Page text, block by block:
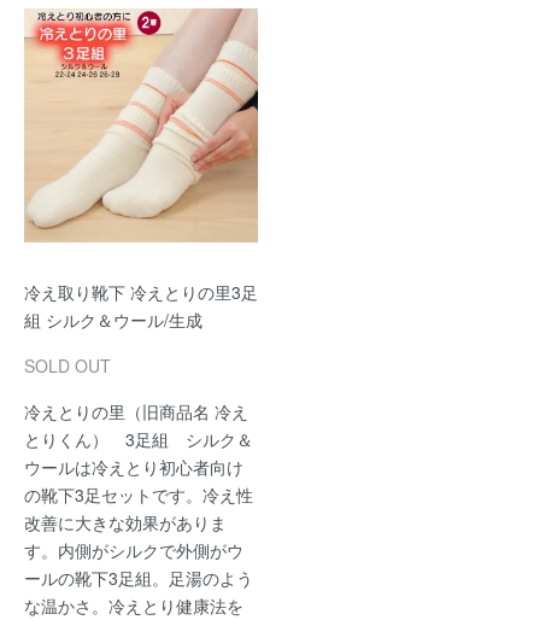
冷え取り靴下 冷えとりの里3足
組 シルク＆ウール/生成
SOLD OUT
冷えとりの里（旧商品名 冷え
とりくん） 3足組 シルク＆
ウールは冷えとり初心者向け
の靴下3足セットです。冷え性
改善に大きな効果がありま
す。内側がシルクで外側がウ
ールの靴下3足組。足湯のよう
な温かさ。冷えとり健康法を